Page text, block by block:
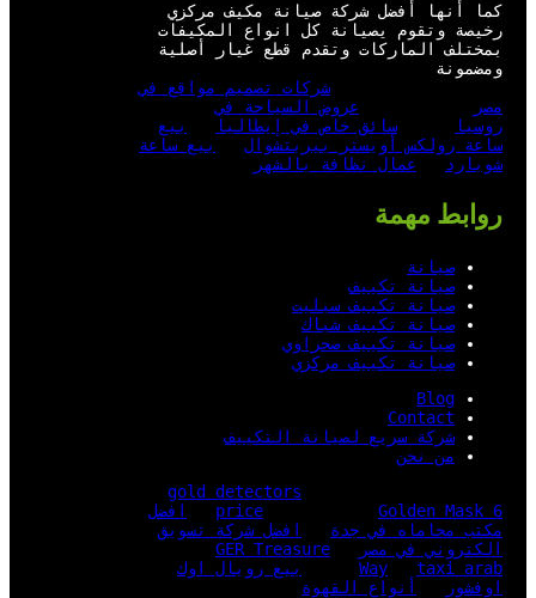
كما أنها أفضل شركة صيانة مكيف مركزي
رخيصة وتقوم يصيانة كل انواع المكيفات
بمختلف الماركات وتقدم قطع غيار أصلية
ومضمونة
شركات تصميم مواقع في
مصر
عروض السياحة في
روسيا
سائق خاص في إيطاليا
بيع
ساعة رولكس أويستر بيربتشوال
بيع ساعة
شوبارد
عمال نظافة بالشهر
روابط مهمة
صيانة
صيانة تكييف
صيانة تكييف سبليت
صيانة تكييف شباك
صيانة تكييف صحراوي
صيانة تكييف مركزي
Blog
Contact
شركة سريع لصيانة التكييف
من نحن
gold detectors
price
Golden Mask 6
افضل
مكتب محاماه في جدة
افضل شركة تسويق
الكتروني في مصر
GER Treasure
Way
taxi arab
بيع رويال اوك
اوفشور
أنواع القهوة